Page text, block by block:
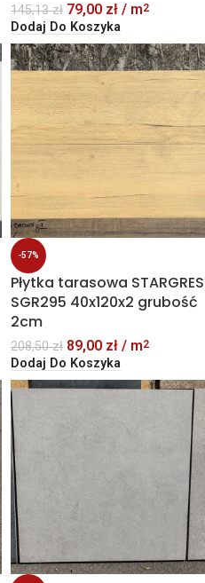
145,13zł 79,00 zł / m2
Dodaj Do Koszyka
-57%
Płytka tarasowa STARGRES
SGR295 40x120x2 grubość
2cm
208,50zł 89,00 zł / m2
Dodaj Do Koszyka